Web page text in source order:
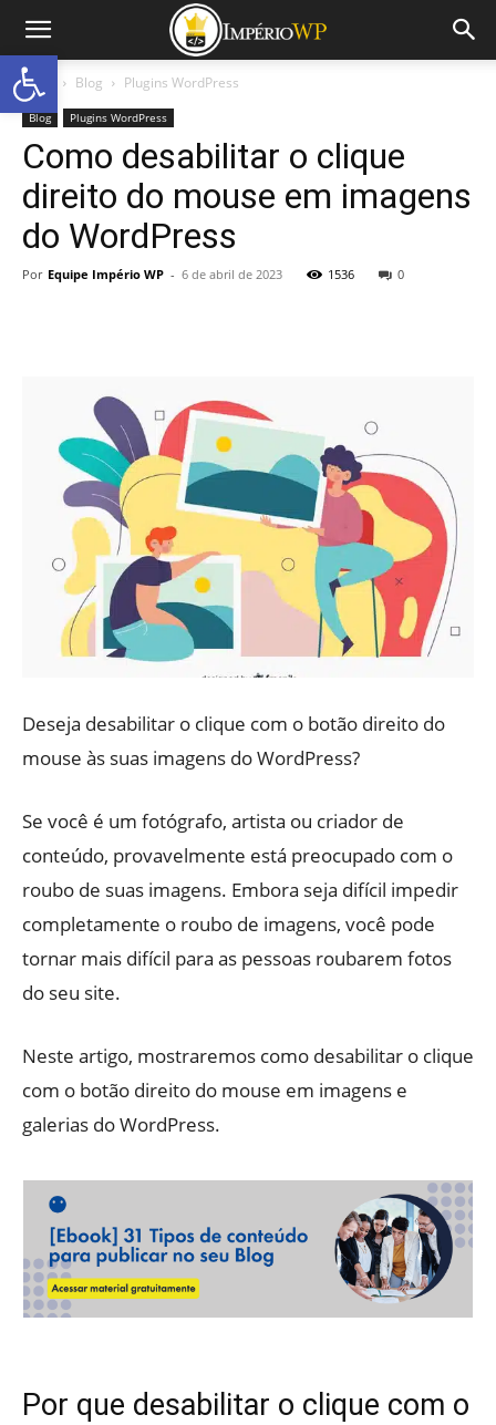
Início Blog Plugins WordPress
Blog Plugins WordPress
Como desabilitar o clique
direito do mouse em imagens
do WordPress
Por Equipe Império WP - 6 de abril de 2023 1536 0
Deseja desabilitar o clique com o botão direito do
mouse às suas imagens do WordPress?
Se você é um fotógrafo, artista ou criador de
conteúdo, provavelmente está preocupado com o
roubo de suas imagens. Embora seja difícil impedir
completamente o roubo de imagens, você pode
tornar mais difícil para as pessoas roubarem fotos
do seu site.
Neste artigo, mostraremos como desabilitar o clique
com o botão direito do mouse em imagens e
galerias do WordPress.
Por que desabilitar o clique com o
Abrir a barra de ferramentas